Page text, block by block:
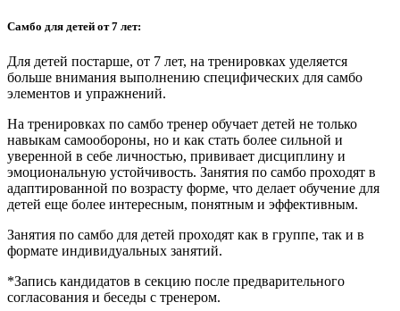
Самбо для детей от 7 лет:
Для детей постарше, от 7 лет, на тренировках уделяется
больше внимания выполнению специфических для самбо
элементов и упражнений.
На тренировках по самбо тренер обучает детей не только
навыкам самообороны, но и как стать более сильной и
уверенной в себе личностью, прививает дисциплину и
эмоциональную устойчивость. Занятия по самбо проходят в
адаптированной по возрасту форме, что делает обучение для
детей еще более интересным, понятным и эффективным.
Занятия по самбо для детей проходят как в группе, так и в
формате индивидуальных занятий.
*Запись кандидатов в секцию после предварительного
согласования и беседы с тренером.